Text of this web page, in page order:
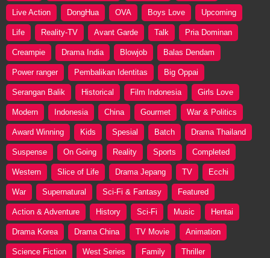
Live Action DongHua OVA Boys Love Upcoming
Life Reality-TV Avant Garde Talk Pria Dominan
Creampie Drama India Blowjob Balas Dendam
Power ranger Pembalikan Identitas Big Oppai
Serangan Balik Historical Film Indonesia Girls Love
Modern Indonesia China Gourmet War & Politics
Award Winning Kids Spesial Batch Drama Thailand
Suspense On Going Reality Sports Completed
Western Slice of Life Drama Jepang TV Ecchi
War Supernatural Sci-Fi & Fantasy Featured
Action & Adventure History Sci-Fi Music Hentai
Drama Korea Drama China TV Movie Animation
Science Fiction West Series Family Thriller